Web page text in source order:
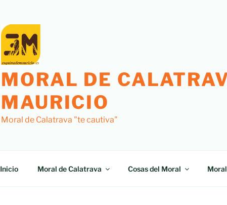
MORAL DE
MAURICIO
Moral de Calatrava "te cautiva"
Inicio Moral de Calatrava Cosas del Moral